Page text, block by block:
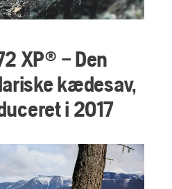
XP® – Den
kædesav,
i 2017